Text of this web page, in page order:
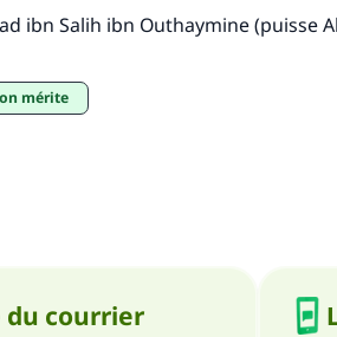
ibn Salih ibn Outhaymine (puisse
mérite
du courrier